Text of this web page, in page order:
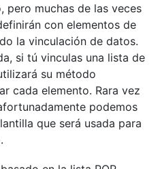
pero muchas de las veces
con elementos de
la vinculación de datos.
si tú vinculas una lista de
su método
cada elemento. Rara vez
podemos
que será usada para